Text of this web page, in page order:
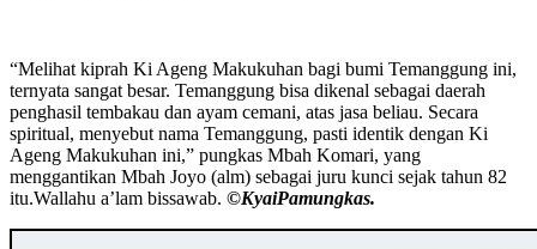
“Melihat kiprah Ki Ageng Makukuhan bagi bumi Temanggung ini,
ternyata sangat besar. Temanggung bisa dikenal sebagai daerah
penghasil tembakau dan ayam cemani, atas jasa beliau. Secara
spiritual, menyebut nama Temanggung, pasti identik dengan Ki
Ageng Makukuhan ini,” pungkas Mbah Komari, yang
menggantikan Mbah Joyo (alm) sebagai juru kunci sejak tahun 82
itu.Wallahu a’lam bissawab. ©️KyaiPamungkas.